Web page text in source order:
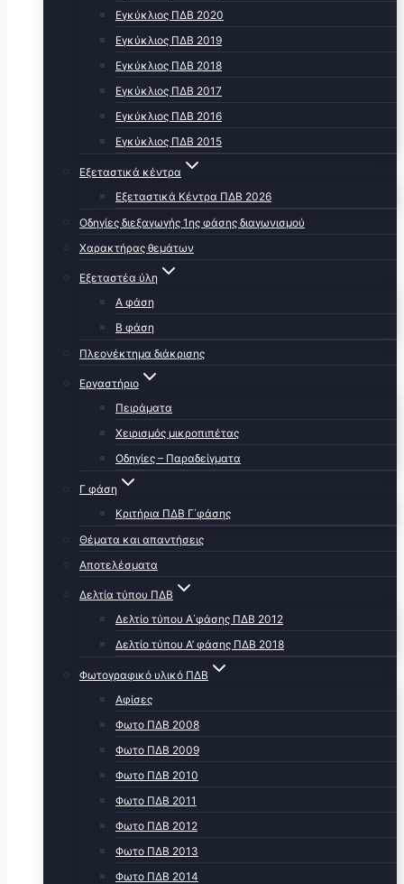
Εγκύκλιος ΠΔΒ 2020
Εγκύκλιος ΠΔΒ 2019
Εγκύκλιος ΠΔΒ 2018
Εγκύκλιος ΠΔΒ 2017
Εγκύκλιος ΠΔΒ 2016
Εγκύκλιος ΠΔΒ 2015
Εξεταστικά κέντρα
Εξεταστικά Κέντρα ΠΔΒ 2026
Οδηγίες διεξαγωγής 1ης φάσης διαγωνισμού
Χαρακτήρας θεμάτων
Εξεταστέα ύλη
Α φάση
Β φάση
Πλεονέκτημα διάκρισης
Εργαστήριο
Πειράματα
Χειρισμός μικροπιπέτας
Οδηγίες – Παραδείγματα
Γ φάση
Κριτήρια ΠΔΒ Γ΄φάσης
Θέματα και απαντήσεις
Αποτελέσματα
Δελτία τύπου ΠΔΒ
Δελτίο τύπου Α΄φάσης ΠΔΒ 2012
Δελτίο τύπου Α’ φάσης ΠΔΒ 2018
Φωτογραφικό υλικό ΠΔΒ
Αφίσες
Φωτο ΠΔΒ 2008
Φωτο ΠΔΒ 2009
Φωτο ΠΔΒ 2010
Φωτο ΠΔΒ 2011
Φωτο ΠΔΒ 2012
Φωτο ΠΔΒ 2013
Φωτο ΠΔΒ 2014